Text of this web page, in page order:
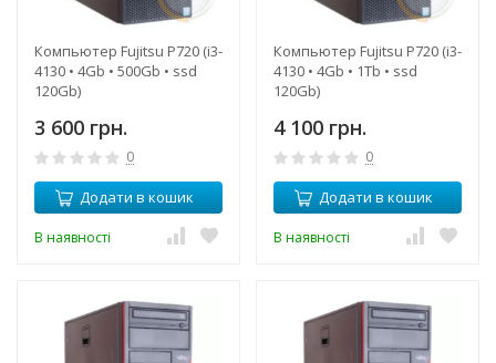
Компьютер Fujitsu P720 (i3-
4130 • 4Gb • 500Gb • ssd
120Gb)
3 600 грн.
0
Додати в кошик
В наявності
Компьютер Fujitsu P720 (i3-
4130 • 4Gb • 1Tb • ssd
120Gb)
4 100 грн.
0
Додати в кошик
В наявності